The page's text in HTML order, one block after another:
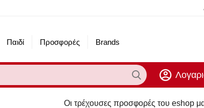
Παιδί Προσφορές Brands
Οι τρέχουσες προσφορές του eshop μας αυτή την